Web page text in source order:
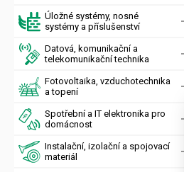
Úložné systémy, nosné
systémy a příslušenství
Datová, komunikační a
telekomunikační technika
Fotovoltaika, vzduchotechnika
a topení
Spotřební a IT elektronika pro
domácnost
Instalační, izolační a spojovací
materiál